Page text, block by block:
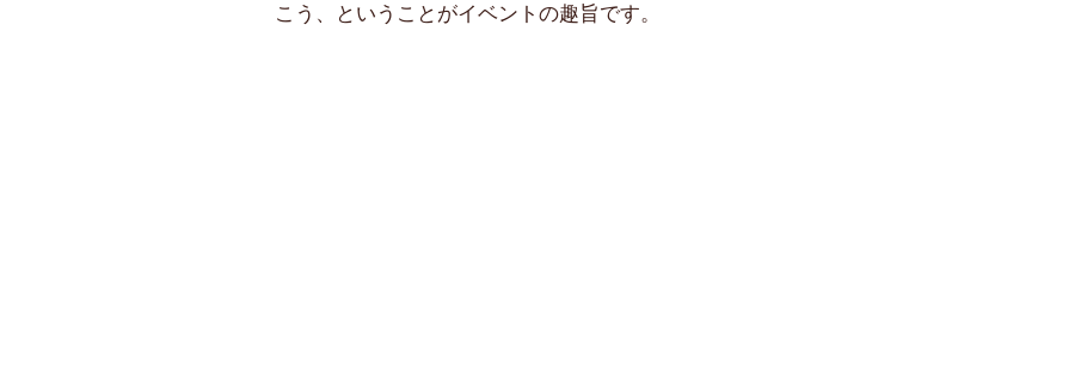
こう、ということがイベントの趣旨です。